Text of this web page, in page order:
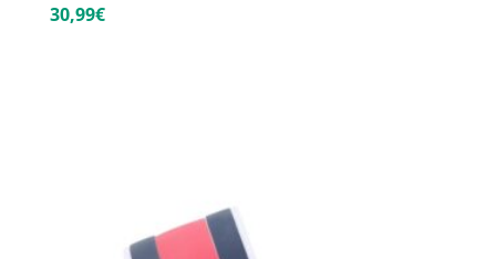
30,99€